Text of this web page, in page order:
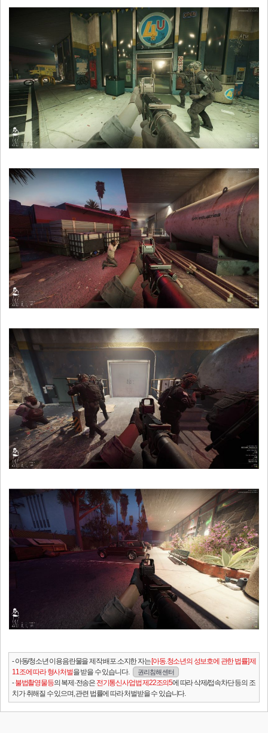
- 아동/청소년 이용음란물을 제작.배포.소지한 자는[아동.청소년의 성보호에 관한 법률] 제
11조에 따라 형사처벌을 받을 수 있습니다. 권리침해 센터
-불법촬영물등의 복제·전송은 전기통신사업법 제22조의5에 따라 삭제/접속차단 등의 조
치가 취해질 수 있으며, 관련 법률에 따라 처벌받을 수 있습니다.